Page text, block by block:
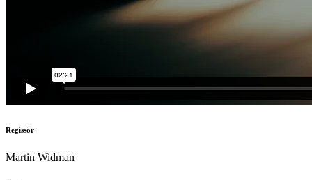
Regissör
Martin Widman